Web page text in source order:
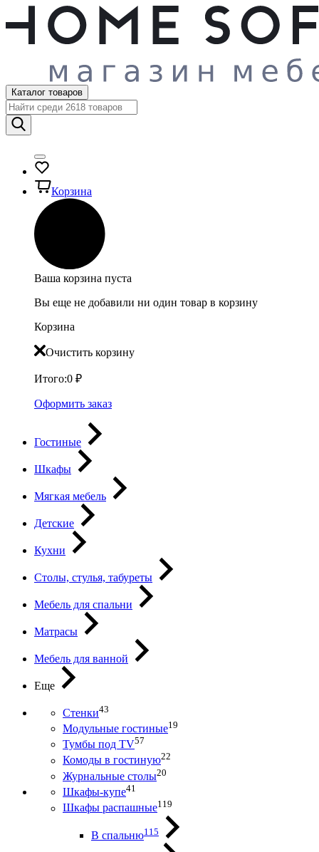
Каталог товаров
Корзина
Ваша корзина пуста
Вы еще не добавили ни один товар в корзину
Корзина
Очистить корзину
Итого:0 ₽
Оформить заказ
Гостиные
Шкафы
Мягкая мебель
Детские
Кухни
Столы, стулья, табуреты
Мебель для спальни
Матрасы
Мебель для ванной
Еще
Стенки43
Модульные гостиные19
Тумбы под ТV57
Комоды в гостиную22
Журнальные столы20
Шкафы-купе41
Шкафы распашные119
В спальню115